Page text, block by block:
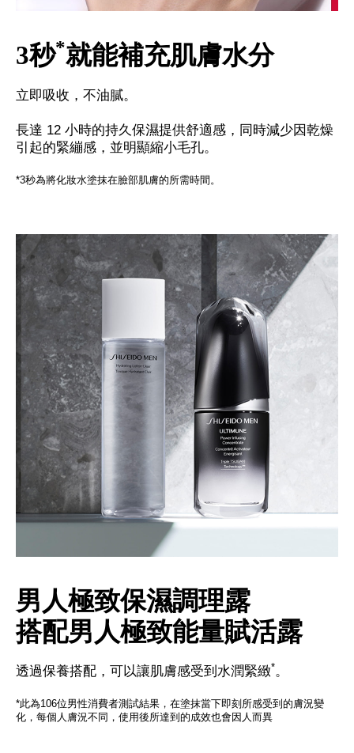
3秒*就能補充肌膚水分
立即吸收，不油膩。
長達 12 小時的持久保濕提供舒適感，同時減少因乾燥
引起的緊繃感，並明顯縮小毛孔。
*3秒為將化妝水塗抹在臉部肌膚的所需時間。
男人極致保濕調理露
搭配男人極致能量賦活露
透過保養搭配，可以讓肌膚感受到水潤緊緻*。
*此為106位男性消費者測試結果，在塗抹當下即刻所感受到的膚況變
化，每個人膚況不同，使用後所達到的成效也會因人而異